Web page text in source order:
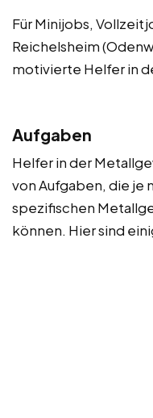
Für Minijobs,
Reichelsheim
motivierte Helfer in
Aufgaben
Helfer in der
von Aufgaben, die je
spezifischen
können. Hier sind